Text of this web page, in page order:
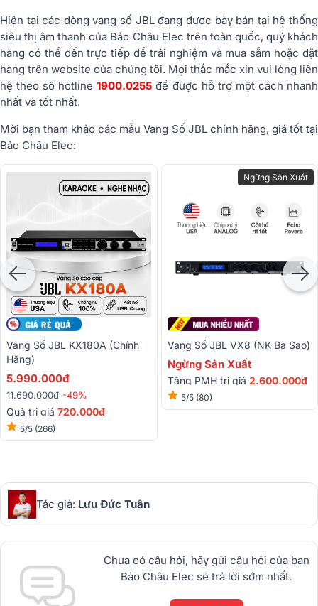
Hiện tại các dòng vang số JBL đang được bày bán tại hệ thống
siêu thị âm thanh của Bảo Châu Elec trên toàn quốc, quý khách
hàng có thể đến trực tiếp để trải nghiệm và mua sắm hoặc đặt
hàng trên website của chúng tôi. Mọi thắc mắc xin vui lòng liên
hệ theo số hotline1900.0255 để được hỗ trợ một cách nhanh
nhất và tốt nhất.
Mời bạn tham khảo các mẫu Vang Số JBL chính hãng, giá tốt tại
Bảo Châu Elec:
Vang Số JBL KX180A (Chính
Hãng)
5.990.000đ
11.690.000đ -49%
Quà trị giá 720.000đ
5/5 (266)
Ngừng Sản Xuất
Vang Số JBL VX8 (NK Ba Sao)
Ngừng Sản Xuất
Tặng PMH trị giá 2.600.000đ
5/5 (80)
Tác giả: Lưu Đức Tuân
Chưa có câu hỏi, hãy gửi câu hỏi của bạn
Bảo Châu Elec sẽ trả lời sớm nhất.